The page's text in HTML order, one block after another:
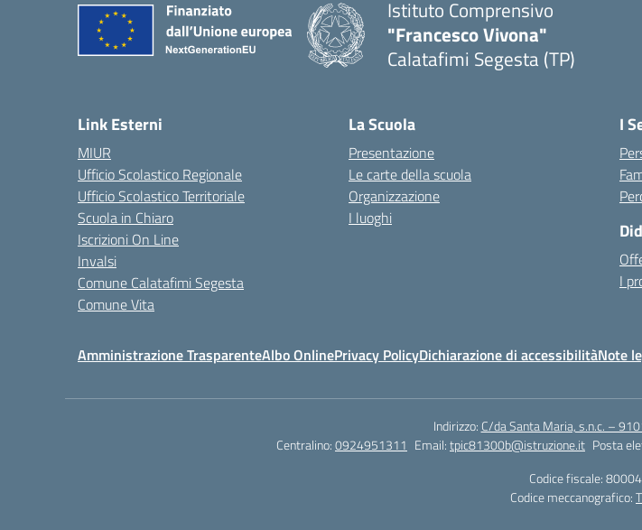
Istituto Comprensivo
"Francesco Vivona"
Calatafimi Segesta (TP)
Link Esterni
MIUR
Ufficio Scolastico Regionale
Ufficio Scolastico Territoriale
Scuola in Chiaro
Iscrizioni On Line
Invalsi
Comune Calatafimi Segesta
Comune Vita
La Scuola
Presentazione
Le carte della scuola
Organizzazione
I luoghi
I
I
Amministrazione TrasparenteAlbo OnlinePrivacy PolicyDichiarazione di accessibilitàNote
Indirizzo: C/da Santa Maria, s.n.c. –
Centralino:0924951311 Email:tpic81300b@istruzione.it Posta
Codice fiscale:
Codice meccanografico: